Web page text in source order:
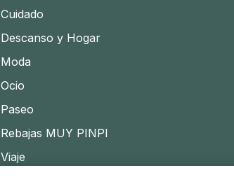
Cuidado
Descanso y Hogar
Moda
Ocio
Paseo
Rebajas MUY PINPI
Viaje